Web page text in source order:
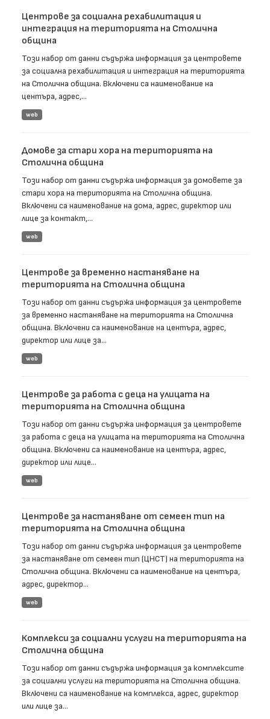
Центрове за социална рехабилитация и
интеграция на територията на Столична
община
Този набор от данни съдържа информация за центровете
за социална рехабилитация и интеграция на територията
на Столична община. Включени са наименование на
центъра, адрес,...
web
Домове за стари хора на територията на
Столична община
Този набор от данни съдържа информация за домовете за
стари хора на територията на Столична община.
Включени са наименование на дома, адрес, директор или
лице за контакт,...
web
Центрове за временно настаняване на
територията на Столична община
Този набор от данни съдържа информация за центровете
за временно настаняване на територията на Столична
община. Включени са наименование на центъра, адрес,
директор или лице за...
web
Центрове за работа с деца на улицата на
територията на Столична община
Този набор от данни съдържа информация за центровете
за работа с деца на улицата на територията на Столична
община. Включени са наименование на центъра, адрес,
директор или лице...
web
Центрове за настаняване от семеен тип на
територията на Столична община
Този набор от данни съдържа информация за центровете
за настаняване от семеен тип (ЦНСТ) на територията на
Столична община. Включени са наименование на центъра,
адрес, директор...
web
Комплекси за социални услуги на територията на
Столична община
Този набор от данни съдържа информация за комплексите
за социални услуги на територията на Столична община.
Включени са наименование на комплекса, адрес, директор
или лице за...